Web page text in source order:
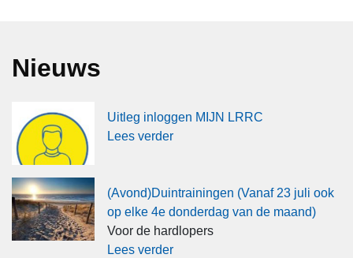
Nieuws
Uitleg inloggen MIJN LRRC
Lees verder
(Avond)Duintrainingen (Vanaf 23 juli ook
op elke 4e donderdag van de maand)
Voor de hardlopers
Lees verder